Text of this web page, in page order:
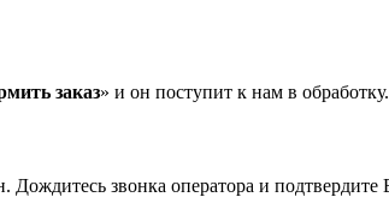
заказ» и он поступит к нам в обработку.
Дождитесь звонка оператора и подтвердите